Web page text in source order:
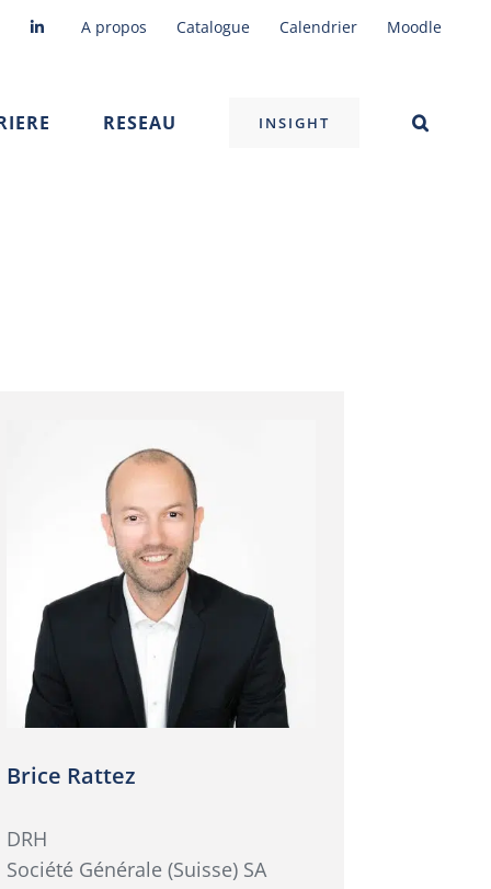
A propos Catalogue Calendrier Moodle
RESEAU INSIGHT
Brice Rattez
DRH
Société Générale (Suisse) SA